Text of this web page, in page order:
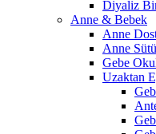
Diyaliz
Anne & Bebek
Anne
Anne
Gebe
Uzaktan